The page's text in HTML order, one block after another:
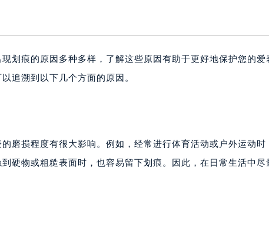
379号世茂天际中心写字楼8层805室（需提前预约）
号嘉兴世界贸易中心写字楼A座13层1304室（需提前预约）
号华润中心写字楼（万象城）15层1508室（需提前预约）
375号世界贸易中心大厦南塔写字楼15层07室（需提前预约
号华润大厦写字楼17层1701室（需提前预约）
一路7号华贸大厦写字楼1座30层05室（需提前预约）
划痕的原因多种多样，了解这些原因有助于更好地保护您的爱
追溯到以下几个方面的原因。
磨损程度有很大影响。例如，经常进行体育活动或户外运动时
硬物或粗糙表面时，也容易留下划痕。因此，在日常生活中尽